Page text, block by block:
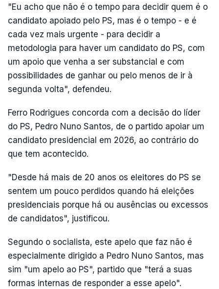
"Eu acho que não é o tempo para decidir quem é o
candidato apoiado pelo PS, mas é o tempo - e é
cada vez mais urgente - para decidir a
metodologia para haver um candidato do PS, com
um apoio que venha a ser substancial e com
possibilidades de ganhar ou pelo menos de ir à
segunda volta", defendeu.
Ferro Rodrigues concorda com a decisão do líder
do PS, Pedro Nuno Santos, de o partido apoiar um
candidato presidencial em 2026, ao contrário do
que tem acontecido.
"Desde há mais de 20 anos os eleitores do PS se
sentem um pouco perdidos quando há eleições
presidenciais porque há ou ausências ou excessos
de candidatos", justificou.
Segundo o socialista, este apelo que faz não é
especialmente dirigido a Pedro Nuno Santos, mas
sim "um apelo ao PS", partido que "terá a suas
formas internas de responder a esse apelo".